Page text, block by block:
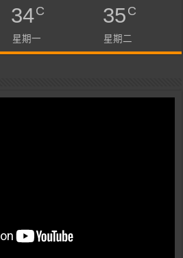
34C
星期一
35C
星期二